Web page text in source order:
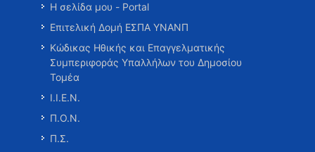
Η σελίδα μου - Portal
Επιτελική Δομή ΕΣΠΑ ΥΝΑΝΠ
Κώδικας Ηθικής και Επαγγελματικής
Συμπεριφοράς Υπαλλήλων του Δημοσίου
Τομέα
Ι.Ι.Ε.Ν.
Π.Ο.Ν.
Π.Σ.